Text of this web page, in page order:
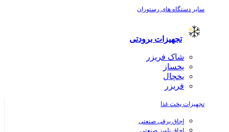
سایر دستگاه های رستوران
تجهیزات برودتی
شاک فریزر
یخساز
یخچال
فریزر
تجهیزات پخت غذا
اجاق برقی صنعتی
اجاق پلوپز صنعتی